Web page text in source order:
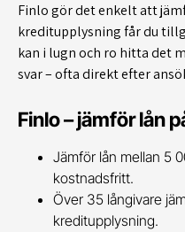
Finlo gör det enkelt att
kreditupplysning får du
kan i lugn och ro hitta det
svar – ofta direkt efter
Finlo – jämför lån
Jämför lån mellan 5
kostnadsfritt.
Över 35 långivare
kreditupplysning.